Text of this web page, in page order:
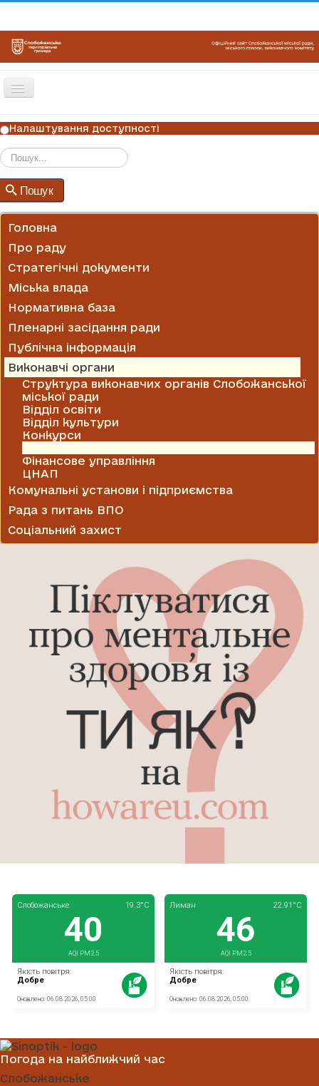
Перемикач
ГОЛОВНА
НОВИНИ
ОГОЛОШЕННЯ
ГРАФІКИ ПРИЙОМУ
Налаштування доступності
Пошук
Головна
Про раду
Стратегічні документи
Міська влада
Нормативна база
Пленарні засідання ради
Публічна інформація
Виконавчі органи
Структура виконавчих органів Слобожанської
міської ради
Відділ освіти
Відділ культури
Конкурси
Фінансове управління
ЦНАП
Комунальні установи і підприємства
Рада з питань ВПО
Соціальний захист
Погода на найближчий час
Слобожанське